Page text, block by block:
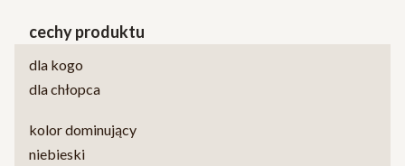
cechy produktu
dla kogo
dla chłopca
kolor dominujący
niebieski